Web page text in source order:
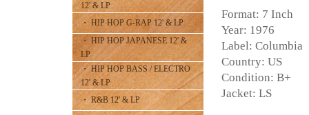
12' & LP
・ HIP HOP G-RAP 12' & LP
・ HIP HOP JAPANESE 12' &
LP
・ HIP HOP BASS / ELECTRO
12' & LP
・ R&B 12' & LP
Format: 7 Inch
Year: 1976
Label: Columbia
Country: US
Condition: B+
Jacket: LS